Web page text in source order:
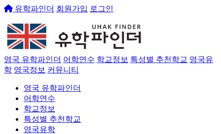
유학파인더 회원가입 로그인
영국 유학파인더 어학연수 학교정보 특성별 추천학교 영국유
학 영국정보 커뮤니티
영국 유학파인더
어학연수
학교정보
특성별 추천학교
영국유학